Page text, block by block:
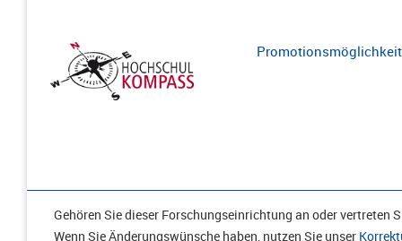
Gehören Sie dieser Forschungseinrichtung an oder vertreten
Wenn Sie Änderungswünsche haben, nutzen Sie unser